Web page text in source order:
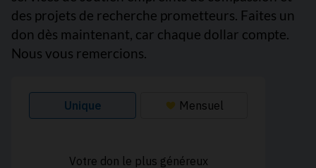
des projets de recherche prometteurs. Faites un
don dès maintenant, car chaque dollar compte.
Nous vous remercions.